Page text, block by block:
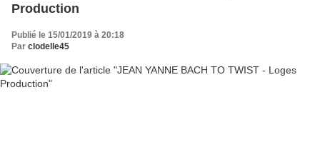
Production
Publié le 15/01/2019 à 20:18
Par clodelle45